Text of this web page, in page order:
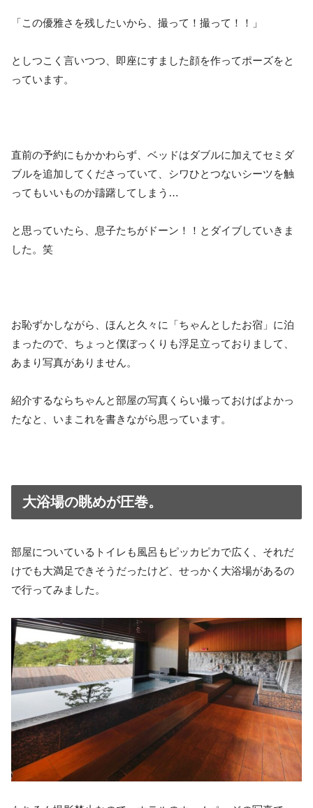
「この優雅さを残したいから、撮って！撮って！！」
としつこく言いつつ、即座にすました顔を作ってポーズをと
っています。
直前の予約にもかかわらず、ベッドはダブルに加えてセミダ
ブルを追加してくださっていて、シワひとつないシーツを触
ってもいいものか躊躇してしまう…
と思っていたら、息子たちがドーン！！とダイブしていきま
した。笑
お恥ずかしながら、ほんと久々に「ちゃんとしたお宿」に泊
まったので、ちょっと僕ぼっくりも浮足立っておりまして、
あまり写真がありません。
紹介するならちゃんと部屋の写真くらい撮っておけばよかっ
たなと、いまこれを書きながら思っています。
大浴場の眺めが圧巻。
部屋についているトイレも風呂もピッカピカで広く、それだ
けでも大満足できそうだったけど、せっかく大浴場があるの
で行ってみました。